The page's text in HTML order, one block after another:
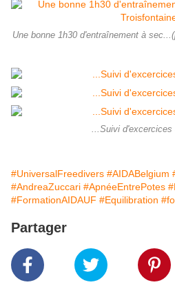
Une bonne 1h30 d'entraînement à
...Suivi d'excercices
#UniversalFreedivers #AIDABelgium
#AndreaZuccari #ApnéeEntrePotes
#FormationAIDAUF #Equilibration
Partager